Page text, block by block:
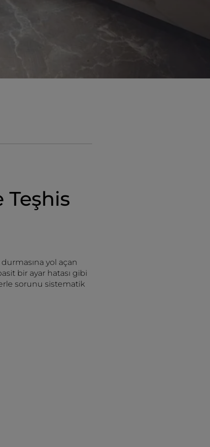
Teşhis
yol açan
bir ayar hatası gibi
sorunu sistematik